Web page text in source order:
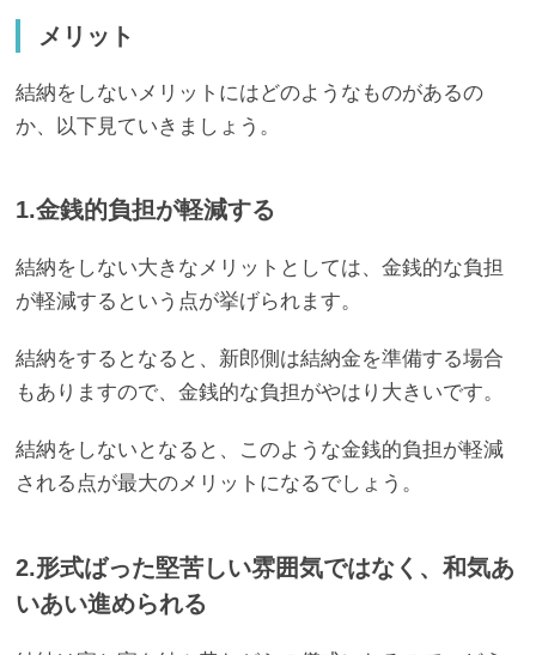
メリット
結納をしないメリットにはどのようなものがあるの
か、以下見ていきましょう。
1.金銭的負担が軽減する
結納をしない大きなメリットとしては、金銭的な負担
が軽減するという点が挙げられます。
結納をするとなると、新郎側は結納金を準備する場合
もありますので、金銭的な負担がやはり大きいです。
結納をしないとなると、このような金銭的負担が軽減
される点が最大のメリットになるでしょう。
2.形式ばった堅苦しい雰囲気ではなく、和気あ
いあい進められる